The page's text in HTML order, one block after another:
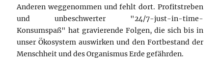
Anderen weggenommen und fehlt dort. Profitstreben
und unbeschwerter "24/7-just-in-time-
Konsumspaß" hat gravierende Folgen, die sich bis in
unser Ökosystem auswirken und den Fortbestand der
Menschheit und des Organismus Erde gefährden.